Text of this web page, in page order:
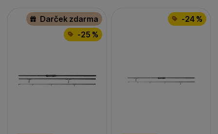
Darček zdarma
-25 %
-24 %